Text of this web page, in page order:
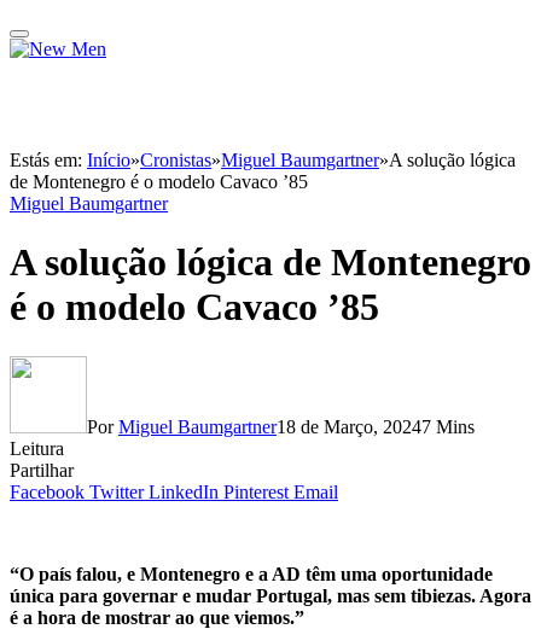
Estás em: Início»Cronistas»Miguel Baumgartner»A solução lógica
de Montenegro é o modelo Cavaco ’85
Miguel Baumgartner
A solução lógica de Montenegro
é o modelo Cavaco ’85
Por Miguel Baumgartner18 de Março, 20247 Mins
Leitura
Partilhar
Facebook Twitter LinkedIn Pinterest Email
“O país falou, e Montenegro e a AD têm uma oportunidade
única para governar e mudar Portugal, mas sem tibiezas. Agora
é a hora de mostrar ao que viemos.”